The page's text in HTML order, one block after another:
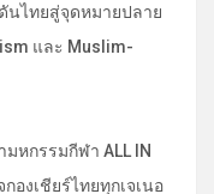
นไทยสู่จุดหมายปลาย
และ Muslim-
หกรรมกีฬา ALL IN
กองเชียร์ไทยทุกเจเนอ